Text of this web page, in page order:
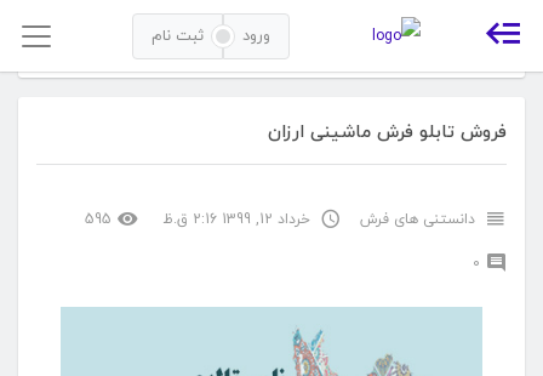
ورود ثبت نام خانه مقالات دانستنی های فرش فروش تابلو فرش ماشینی ارزان
فروش تابلو فرش ماشینی ارزان
دانستنی های فرش خرداد 12, 1399 2:16 ق.ظ 595
0